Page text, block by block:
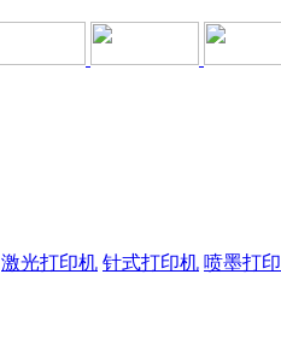
激光打印机 针式打印机 喷墨打